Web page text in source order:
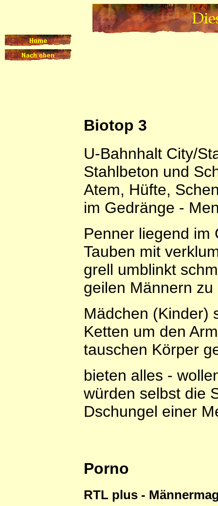
Biotop 3
U-Bahnhalt City/
Stahlbeton und
Atem, Hüfte,
im Gedränge -
Penner liegend im
Tauben mit
grell umblinkt
geilen Männern zu
Mädchen (Kinder)
Ketten um den
tauschen Körper
bieten alles -
würden selbst die
Dschungel einer
Porno
RTL plus -